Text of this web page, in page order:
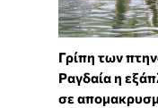
Γρίπη των
Ραγδαία η
σε